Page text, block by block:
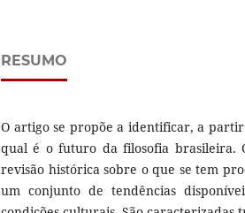
RESUMO
O artigo se propõe a identificar, a
qual é o futuro da filosofia brasileira.
revisão histórica sobre o que se tem
um conjunto de tendências